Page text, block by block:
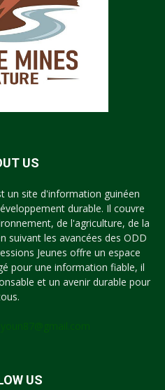
US
un site d'information guinéen
durable. Il couvre
de l'agriculture, de la
suivant les avancées des ODD
Jeunes offre un espace
pour une information fiable, il
et un avenir durable pour
US